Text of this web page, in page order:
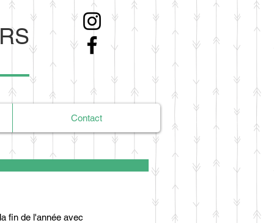
Contact
fin de l'année avec